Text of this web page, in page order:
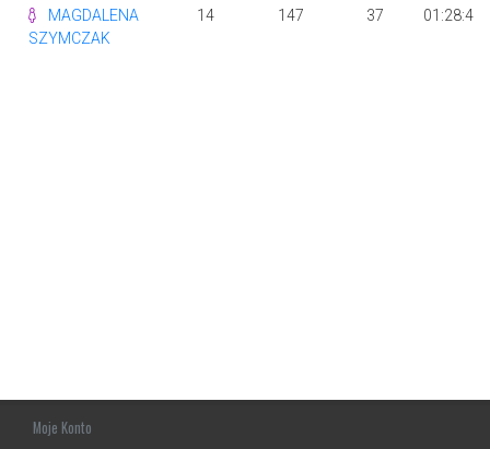
MAGDALENA
SZYMCZAK
14 147 37 01:28:40
Moje Konto